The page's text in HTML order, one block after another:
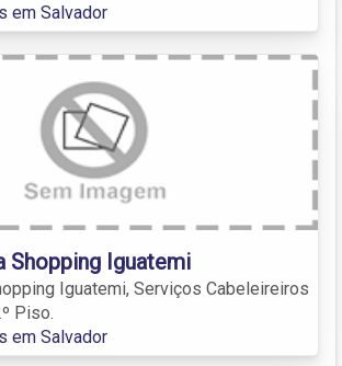
em Salvador
Shopping Iguatemi
Iguatemi, Serviços Cabeleireiros
Piso.
em Salvador